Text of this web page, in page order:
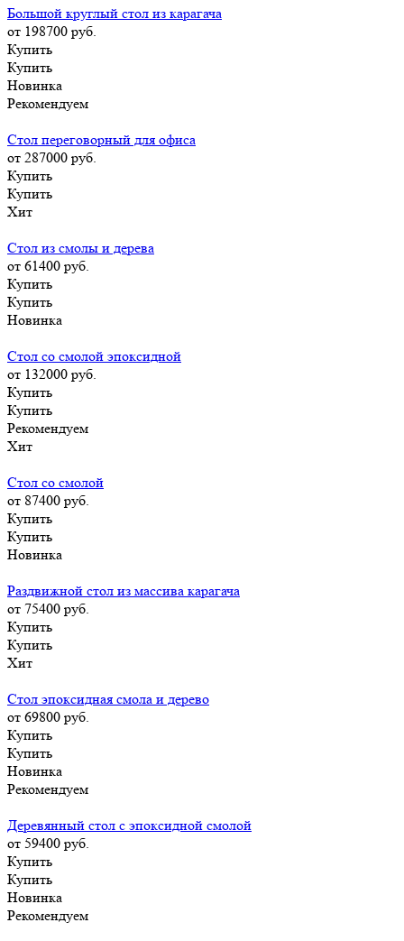
Большой круглый стол из карагача
от 198700 руб.
Купить
Купить
Новинка
Рекомендуем
Стол переговорный для офиса
от 287000 руб.
Купить
Купить
Хит
Стол из смолы и дерева
от 61400 руб.
Купить
Купить
Новинка
Стол со смолой эпоксидной
от 132000 руб.
Купить
Купить
Рекомендуем
Хит
Стол со смолой
от 87400 руб.
Купить
Купить
Новинка
Раздвижной стол из массива карагача
от 75400 руб.
Купить
Купить
Хит
Стол эпоксидная смола и дерево
от 69800 руб.
Купить
Купить
Новинка
Рекомендуем
Деревянный стол с эпоксидной смолой
от 59400 руб.
Купить
Купить
Новинка
Рекомендуем